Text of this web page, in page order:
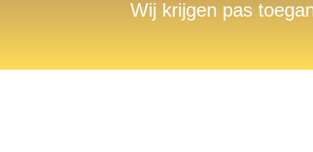
Wij krijgen pas